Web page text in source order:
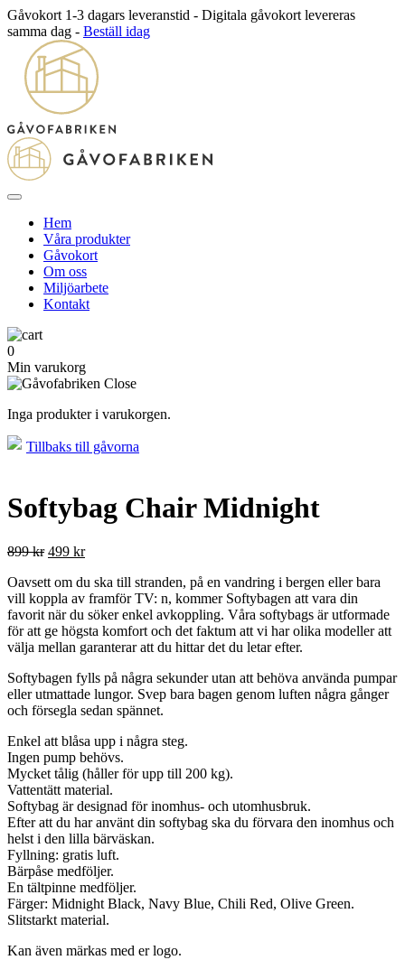
Gåvokort 1-3 dagars leveranstid - Digitala gåvokort levereras
samma dag - Beställ idag
Hem
Våra produkter
Gåvokort
Om oss
Miljöarbete
Kontakt
0
Min varukorg
Inga produkter i varukorgen.
Tillbaks till gåvorna
Softybag Chair Midnight
899kr 499 kr
Oavsett om du ska till stranden, på en vandring i bergen eller bara
vill koppla av framför TV: n, kommer Softybagen att vara din
favorit när du söker enkel avkoppling. Våra softybags är utformade
för att ge högsta komfort och det faktum att vi har olika modeller att
välja mellan garanterar att du hittar det du letar efter.
Softybagen fylls på några sekunder utan att behöva använda pumpar
eller utmattade lungor. Svep bara bagen genom luften några gånger
och försegla sedan spännet.
Enkel att blåsa upp i några steg.
Ingen pump behövs.
Mycket tålig (håller för upp till 200 kg).
Vattentätt material.
Softybag är designad för inomhus- och utomhusbruk.
Efter att du har använt din softybag ska du förvara den inomhus och
helst i den lilla bärväskan.
Fyllning: gratis luft.
Bärpåse medföljer.
En tältpinne medföljer.
Färger: Midnight Black, Navy Blue, Chili Red, Olive Green.
Slitstarkt material.
Kan även märkas med er logo.